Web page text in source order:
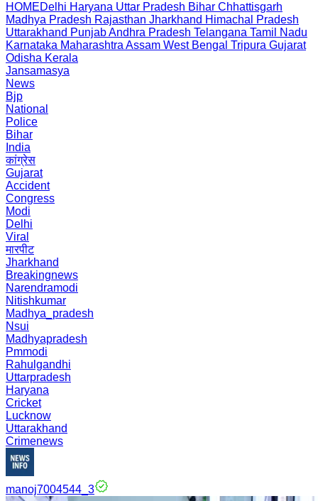
HOMEDelhi Haryana Uttar Pradesh Bihar Chhattisgarh
Madhya Pradesh Rajasthan Jharkhand Himachal Pradesh
Uttarakhand PunjabAndhra Pradesh Telangana Tamil Nadu
Karnataka Maharashtra Assam West Bengal Tripura Gujarat
Odisha Kerala
Jansamasya
News
Bjp
National
Police
Bihar
India
कांग्रेस
Gujarat
Accident
Congress
Modi
Delhi
Viral
मारपीट
Jharkhand
Breakingnews
Narendramodi
Nitishkumar
Madhya_pradesh
Nsui
Madhyapradesh
Pmmodi
Rahulgandhi
Uttarpradesh
Haryana
Cricket
Lucknow
Uttarakhand
Crimenews
manoj7004544_3